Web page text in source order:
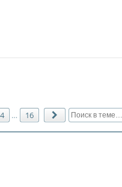
… 16 След.